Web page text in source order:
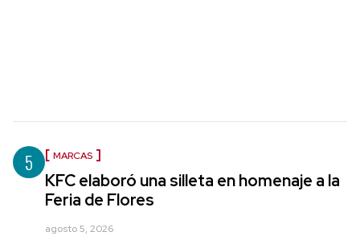
5 MARCAS
KFC elaboró una silleta en homenaje a la
Feria de Flores
agosto 5, 2026